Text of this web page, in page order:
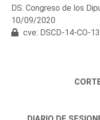
DS. Congreso de los
10/09/2020
cve: DSCD-14-CO-